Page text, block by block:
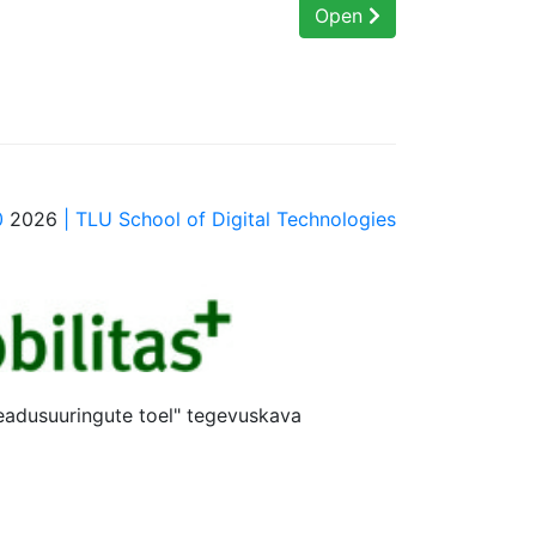
Open
2026 | TLU School of Digital Technologies
toel" tegevuskava